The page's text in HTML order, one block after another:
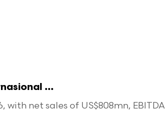
...
net sales of US$808mn, EBITDA